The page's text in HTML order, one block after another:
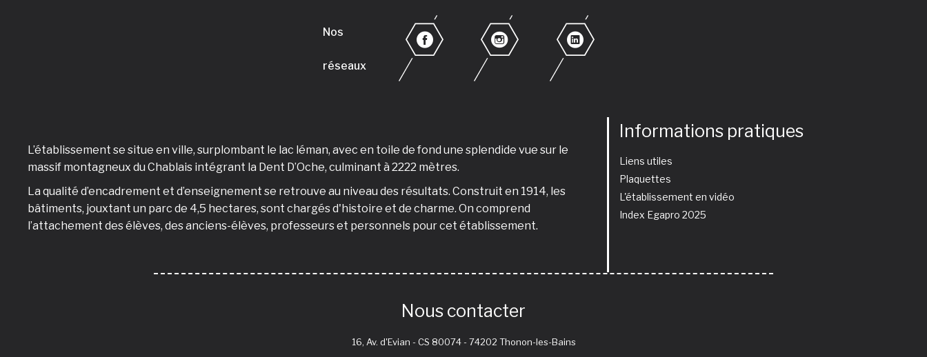
Nos
réseaux
L’établissement se situe en ville, surplombant le lac léman, avec en toile de fond une splendide vue sur le
massif montagneux du Chablais intégrant la Dent D’Oche, culminant à 2222 mètres.
La qualité d’encadrement et d’enseignement se retrouve au niveau des résultats. Construit en 1914, les
bâtiments, jouxtant un parc de 4,5 hectares, sont chargés d'histoire et de charme. On comprend
l’attachement des élèves, des anciens-élèves, professeurs et personnels pour cet établissement.
Informations pratiques
Liens utiles
Plaquettes
L'établissement en vidéo
Index Egapro 2025
Nous contacter
16, Av. d'Evian - CS 80074 - 74202 Thonon-les-Bains